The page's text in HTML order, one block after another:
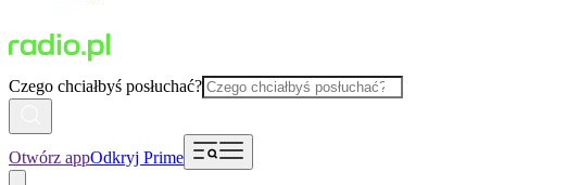
Czego chciałbyś posłuchać?
Otwórz appOdkryj Prime